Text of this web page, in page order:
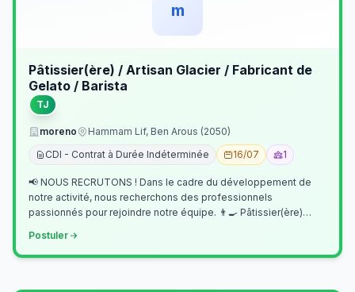
m
Pâtissier(ère) / Artisan Glacier / Fabricant de
Gelato / Barista
TJ
moreno
Hammam Lif, Ben Arous (2050)
CDI - Contrat à Durée Indéterminée
16/07 1
📢 NOUS RECRUTONS ! Dans le cadre du développement de
notre activité, nous recherchons des professionnels
passionnés pour rejoindre notre équipe. 👨‍🍳 Pâtissier(ère)
Postuler